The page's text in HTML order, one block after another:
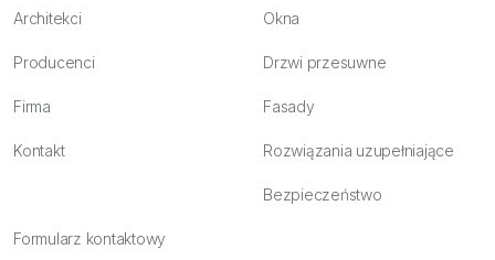
Architekci
Producenci
Firma
Kontakt
Okna
Drzwi przesuwne
Fasady
Rozwiązania uzupełniające
Bezpieczeństwo
Formularz kontaktowy